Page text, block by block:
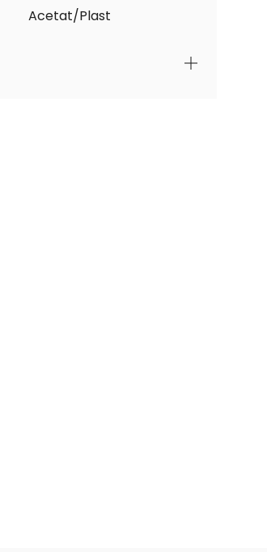
Acetat/Plast